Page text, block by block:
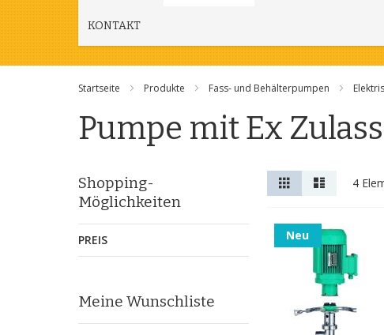
KONTAKT
Startseite Produkte Fass- und Behälterpumpen
Pumpe mit Ex
Anzeigen
als
Liste 4
Neu
Shopping-
Möglichkeiten
PREIS
Meine Wunschliste